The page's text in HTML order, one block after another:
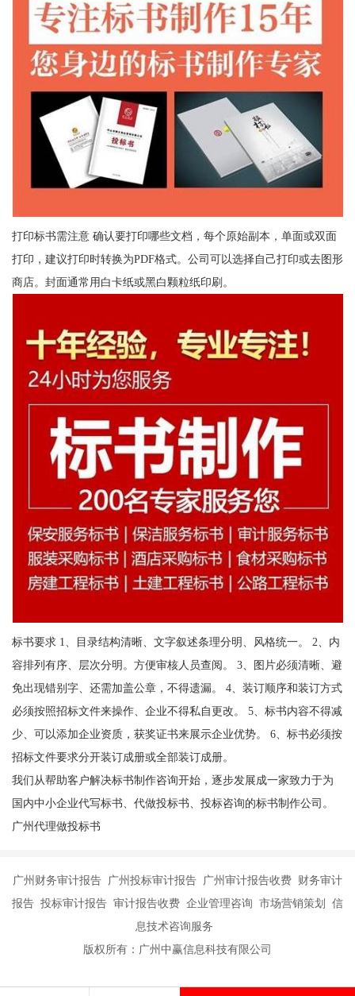
打印标书需注意 确认要打印哪些文档，每个原始副本，单面或双面
打印，建议打印时转换为PDF格式。公司可以选择自己打印或去图形
商店。封面通常用白卡纸或黑白颗粒纸印刷。
标书要求 1、目录结构清晰、文字叙述条理分明、风格统一。 2、内
容排列有序、层次分明。方便审核人员查阅。 3、图片必须清晰、避
免出现错别字、还需加盖公章，不得遗漏。 4、装订顺序和装订方式
必须按照招标文件来操作、企业不得私自更改。 5、标书内容不得减
少、可以添加企业资质，获奖证书来展示企业优势。 6、标书必须按
招标文件要求分开装订成册或全部装订成册。
我们从帮助客户解决标书制作咨询开始，逐步发展成一家致力于为
国内中小企业代写标书、代做投标书、投标咨询的标书制作公司。
广州代理做投标书
广州财务审计报告 广州投标审计报告 广州审计报告收费 财务审计
报告 投标审计报告 审计报告收费 企业管理咨询 市场营销策划 信
息技术咨询服务
版权所有：广州中赢信息科技有限公司